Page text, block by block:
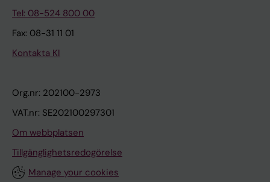
Tel: 08-524 800 00
Fax: 08-31 11 01
Kontakta KI
Org.nr: 202100-2973
VAT.nr: SE202100297301
Om webbplatsen
Tillgänglighetsredogörelse
Manage your cookies